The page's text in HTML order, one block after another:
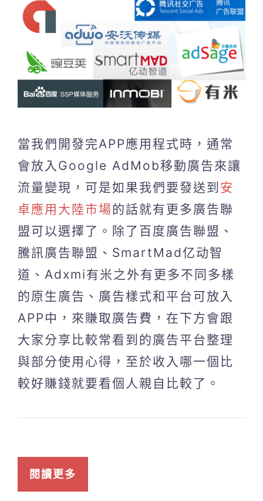
當我們開發完APP應用程式時，通常
會放入Google AdMob移動廣告來讓
流量變現，可是如果我們要發送到 安
卓應用大陸市場的話就有更多廣告聯
盟可以選擇了。除了百度廣告聯盟、
騰訊廣告聯盟、SmartMad亿动智
道、Adxmi有米之外有更多不同多樣
的原生廣告、廣告樣式和平台可放入
APP中，來賺取廣告費，在下方會跟
大家分享比較常看到的廣告平台整理
與部分使用心得，至於收入哪一個比
較好賺錢就要看個人親自比較了。
閱讀更多